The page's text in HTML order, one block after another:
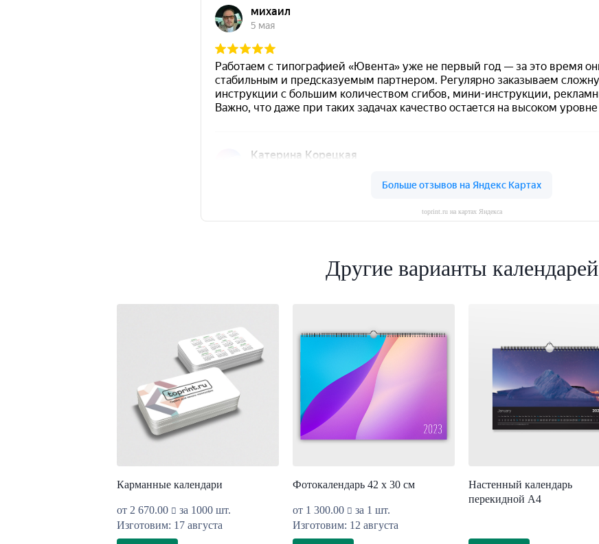
toprint.ru на картах Яндекса
Другие варианты календарей
Карманные календари
от 2 670.00
за 1000 шт.
Изготовим: 17 августа
Фотокалендарь 42 х 30 см
от 1 300.00
за 1 шт.
Изготовим: 12 августа
Настенный календарь
перекидной А4